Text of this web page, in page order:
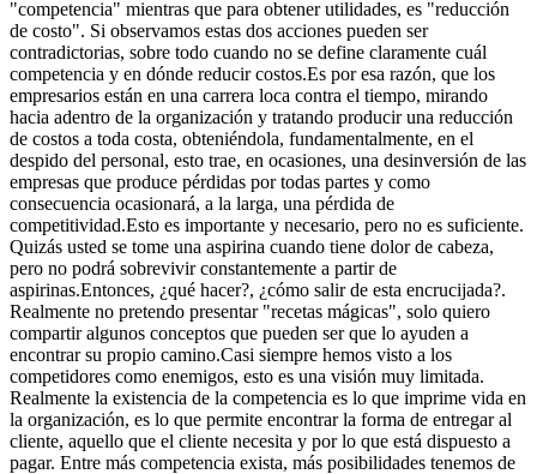
"competencia" mientras que para obtener utilidades, es "reducción
de costo". Si observamos estas dos acciones pueden ser
contradictorias, sobre todo cuando no se define claramente cuál
competencia y en dónde reducir costos.Es por esa razón, que los
empresarios están en una carrera loca contra el tiempo, mirando
hacia adentro de la organización y tratando producir una reducción
de costos a toda costa, obteniéndola, fundamentalmente, en el
despido del personal, esto trae, en ocasiones, una desinversión de las
empresas que produce pérdidas por todas partes y como
consecuencia ocasionará, a la larga, una pérdida de
competitividad.Esto es importante y necesario, pero no es suficiente.
Quizás usted se tome una aspirina cuando tiene dolor de cabeza,
pero no podrá sobrevivir constantemente a partir de
aspirinas.Entonces, ¿qué hacer?, ¿cómo salir de esta encrucijada?.
Realmente no pretendo presentar "recetas mágicas", solo quiero
compartir algunos conceptos que pueden ser que lo ayuden a
encontrar su propio camino.Casi siempre hemos visto a los
competidores como enemigos, esto es una visión muy limitada.
Realmente la existencia de la competencia es lo que imprime vida en
la organización, es lo que permite encontrar la forma de entregar al
cliente, aquello que el cliente necesita y por lo que está dispuesto a
pagar. Entre más competencia exista, más posibilidades tenemos de